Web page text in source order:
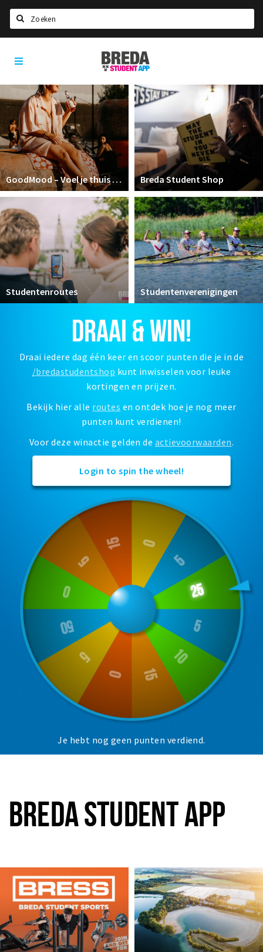
HOME
STUDEREN
Voel je thuis in Breda | GoodMood
Welkom in Breda
Studentenverenigingen
Studentenraad
Studentenroutes
New in town? Check FAQ!
WONEN
Woonruimte
Inschrijven gemeente
Zorgverzekering
Huisarts en eerste hulp
KORTING
Breda Student Shop
Draai aan het rad!
VRIJE TIJD
Sport
Bezienswaardigheden
Musea, theaters & podia
Uitjes & activiteiten
Studentenroutes
Natuurgebieden
Party pics
Eten
Drinken
Slapen
Recreatief
Breda
Student
GoodMood – Voel je thuis in Breda Breda Student Shop
Studentenroutes Studentenverenigingen
DRAAI & WIN!
Draai iedere dag één keer en scoor punten die je in de
/bredastudentshop kunt inwisselen voor leuke
kortingen en prijzen.
Bekijk hier alle routes en ontdek hoe je nog meer
punten kunt verdienen!
Voor deze winactie gelden de actievoorwaarden.
Login to spin the wheel!
Je hebt nog geen punten verdiend.
BREDA STUDENT APP